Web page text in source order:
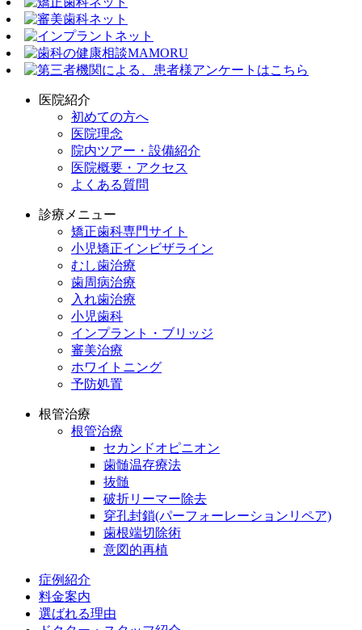
医院紹介
初めての方へ
医院理念
院内ツアー・設備紹介
医院概要・アクセス
よくある質問
診療メニュー
矯正歯科専門サイト
小児矯正インビザライン
むし歯治療
歯周病治療
入れ歯治療
小児歯科
インプラント・ブリッジ
審美治療
ホワイトニング
予防処置
根管治療
根管治療
セカンドオピニオン
歯髄温存療法
抜髄
破折リーマー除去
穿孔封鎖(パーフォーレーションリペア)
歯根端切除術
意図的再植
症例紹介
料金案内
選ばれる理由